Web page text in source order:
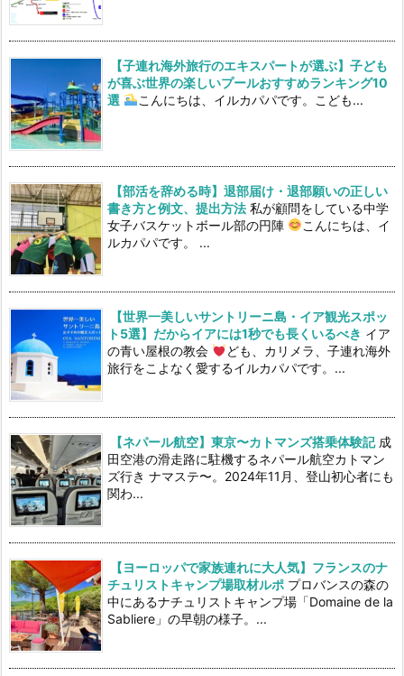
【子連れ海外旅行のエキスパートが選ぶ】子ども
が喜ぶ世界の楽しいプールおすすめランキング10
選
こんにちは、イルカパパです。こども...
【部活を辞める時】退部届け・退部願いの正しい
書き方と例文、提出方法 私が顧問をしている中学
女子バスケットボール部の円陣
こんにちは、イ
ルカパパです。 ...
【世界一美しいサントリーニ島・イア観光スポッ
ト5選】だからイアには1秒でも長くいるべき イア
の青い屋根の教会
ども、カリメラ、子連れ海外
旅行をこよなく愛するイルカパパです。...
【ネパール航空】東京〜カトマンズ搭乗体験記 成
田空港の滑走路に駐機するネパール航空カトマン
ズ行き ナマステ〜。2024年11月、登山初心者にも
関わ...
【ヨーロッパで家族連れに大人気】フランスのナ
チュリストキャンプ場取材ルポ プロバンスの森の
中にあるナチュリストキャンプ場「Domaine de la
Sabliere」の早朝の様子。...